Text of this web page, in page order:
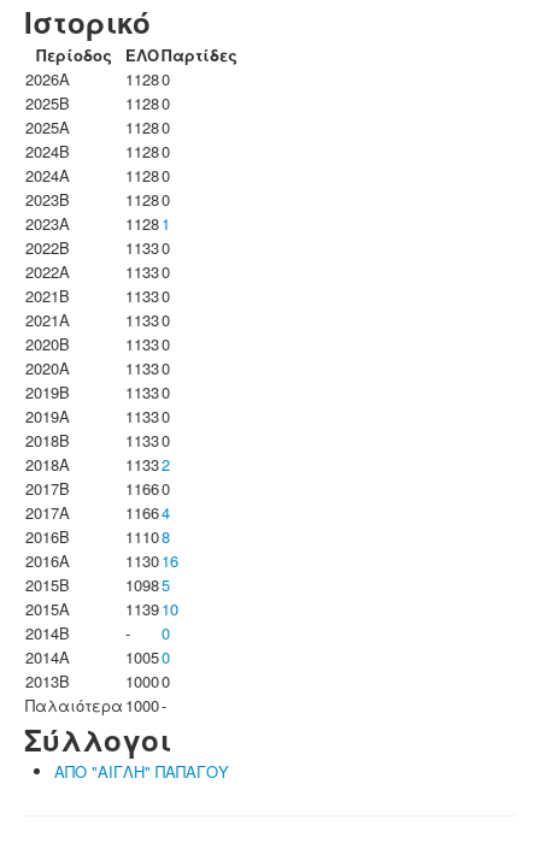
Ιστορικό
Περίοδος ΕΛΟΠαρτίδες
2026A
11280
2025B
11280
2025A
11280
2024B
11280
2024A
11280
2023B
11280
2023Α
11281
2022B
11330
2022A
11330
2021B
11330
2021A
11330
2020B
11330
2020A
11330
2019B
11330
2019A
11330
2018B
11330
2018A
11332
2017B
11660
2017A
11664
2016B
11108
2016A
113016
2015B
10985
2015A
113910
2014B
-
0
2014A
10050
2013B
10000
Παλαιότερα 1000-
Σύλλογοι
ΑΠΟ "ΑΙΓΛΗ" ΠΑΠΑΓΟΥ